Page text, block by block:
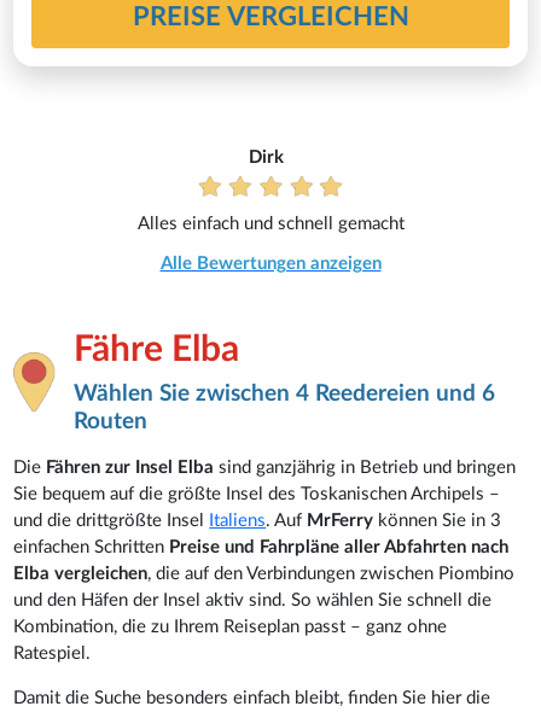
PREISE VERGLEICHEN
Dirk
Alles einfach und schnell gemacht
Alle Bewertungen anzeigen
Fähre Elba
Wählen Sie zwischen 4 Reedereien und 6
Routen
Die Fähren zur Insel Elba sind ganzjährig in Betrieb und bringen
Sie bequem auf die größte Insel des Toskanischen Archipels –
und die drittgrößte Insel Italiens. Auf MrFerry können Sie in 3
einfachen Schritten Preise und Fahrpläne aller Abfahrten nach
Elba vergleichen, die auf den Verbindungen zwischen Piombino
und den Häfen der Insel aktiv sind. So wählen Sie schnell die
Kombination, die zu Ihrem Reiseplan passt – ganz ohne
Ratespiel.
Damit die Suche besonders einfach bleibt, finden Sie hier die